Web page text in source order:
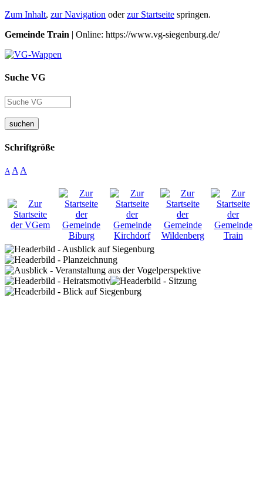
Zum Inhalt, zur Navigation oderzur Startseite springen.
Gemeinde Train | Online: https://www.vg-siegenburg.de/
Suche VG
suchen
Schriftgröße
A A A